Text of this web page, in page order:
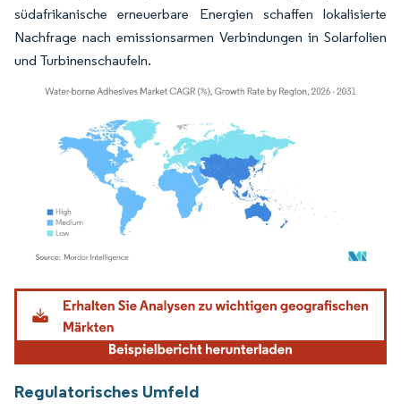
südafrikanische erneuerbare Energien schaffen lokalisierte
Nachfrage nach emissionsarmen Verbindungen in Solarfolien
und Turbinenschaufeln.
Bild © Mordor Intelligence. Wiederverwendung erfordert Namensnennung gemäß
Regulatorisches Umfeld